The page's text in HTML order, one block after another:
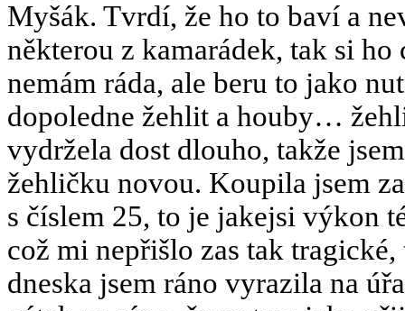
Myšák. Tvrdí, že ho to baví a
některou z kamarádek, tak si
nemám ráda, ale beru to jako
dopoledne žehlit a houby…
vydržela dost dlouho, takže
žehličku novou. Koupila jsem
s číslem 25, to je jakejsi výkon
což mi nepřišlo zas tak
dneska jsem ráno vyrazila na